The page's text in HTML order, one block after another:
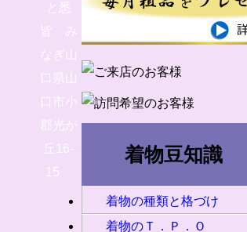
着物豆知識
着物の種類と格づけ
着物のＴ．Ｐ．Ｏ
と悉
皆 み
なぎ山
口県山
口市小
郡光が
丘16-
15